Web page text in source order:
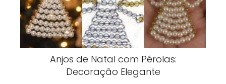
Anjos de Natal com Pérolas:
Decoração Elegante